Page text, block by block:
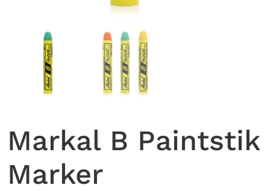
Markal B Paintstik
Marker